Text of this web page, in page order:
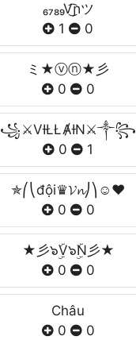
₆₇₈₉V͜͡ɲツ
1
0
ミ★ⓥⓝ★彡
0
0
꧁⚔VƗŁŁȺƗN⚔༒꧂
0
1
✯⎛⎝đội♛𝓥𝓷⎠⎞☺♥
0
0
★彡๖ۣۜV๖ۣۜN彡★
0
0
Châu
0
0